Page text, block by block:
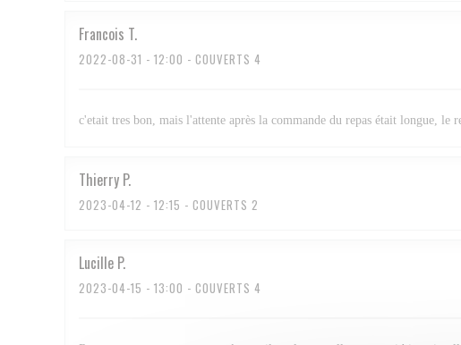
Francois T
2022-08-31 - 12:00 - COUVERTS 4
c'etait tres bon, mais l'attente après la commande du repas était longue, le
Thierry P
2023-04-12 - 12:15 - COUVERTS 2
Lucille P
2023-04-15 - 13:00 - COUVERTS 4